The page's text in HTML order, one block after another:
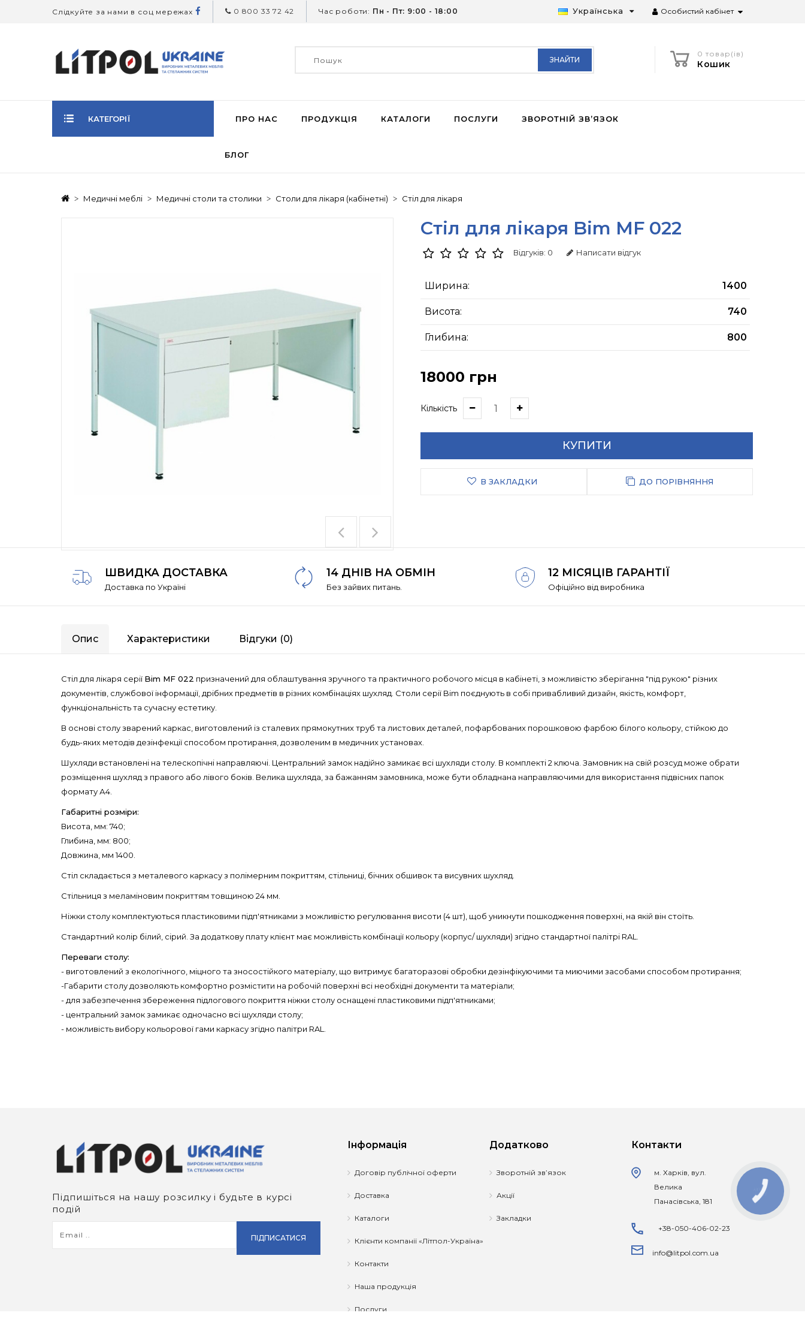
Слідкуйте за нами в соц мережах Час роботи: Пн - Пт: 9:00 - 18:00
0 800 33 72 42 Українська Особистий кабінет
ЗНАЙТИ
0 товар(ів)
Кошик
КАТЕГОРІЇ ПРО НАС ПРОДУКЦІЯ КАТАЛОГИ ПОСЛУГИ ЗВОРОТНІЙ ЗВ’ЯЗОК
БЛОГ
Медичні меблі Медичні столи та столики Столи для лікаря (кабінетні) Стіл для лікаря
Стіл для лікаря Bim MF 022
Відгуків: 0 Написати відгук
Ширина: 1400
Висота: 740
Глибина: 800
18000 грн
Кількість
КУПИТИ
В ЗАКЛАДКИ ДО ПОРІВНЯННЯ
ШВИДКА ДОСТАВКА
Доставка по Україні
14 ДНІВ НА ОБМІН
Без зайвих питань.
12 МІСЯЦІВ ГАРАНТІЇ
Офіційно від виробника
Опис Характеристики Відгуки (0)
Стіл для лікаря серії Bim MF 022 призначений для облаштування зручного та практичного робочого місця в кабінеті, з можливістю зберігання "під рукою" різних
документів, службової інформації, дрібних предметів в різних комбінаціях шухляд. Столи серії Bim поєднують в собі привабливий дизайн, якість, комфорт,
функціональність та сучасну естетику.
В основі столу зварений каркас, виготовлений із сталевих прямокутних труб та листових деталей, пофарбованих порошковою фарбою білого кольору, стійкою до
будь-яких методів дезінфекції способом протирання, дозволеним в медичних установах.
Шухляди встановлені на телескопічні направляючі. Центральний замок надійно замикає всі шухляди столу. В комплекті 2 ключа. Замовник на свій розсуд може обрати
розміщення шухляд з правого або лівого боків. Велика шухляда, за бажанням замовника, може бути обладнана направляючими для використання підвісних папок
формату А4.
Габаритні розміри:
Висота, мм: 740;
Глибина, мм: 800;
Довжина, мм 1400.
Стіл складається з металевого каркасу з полімерним покриттям, стільниці, бічних обшивок та висувних шухляд.
Стільниця з меламіновим покриттям товщиною 24 мм.
Ніжки столу комплектуються пластиковими підп'ятниками з можливістю регулювання висоти (4 шт), щоб уникнути пошкодження поверхні, на якій він стоїть.
Стандартний колір білий, сірий. За додаткову плату клієнт має можливість комбінації кольору (корпус/ шухляди) згідно стандартної палітрі RAL.
Переваги столу:
- виготовлений з екологічного, міцного та зносостійкого матеріалу, що витримує багаторазові обробки дезінфікуючими та миючими засобами способом протирання;
-Габарити столу дозволяють комфортно розмістити на робочій поверхні всі необхідні документи та матеріали;
- для забезпечення збереження підлогового покриття ніжки столу оснащені пластиковими підп'ятниками;
- центральний замок замикає одночасно всі шухляди столу;
- можливість вибору кольорової гами каркасу згідно палітри RAL.
Підпишіться на нашу розсилку і будьте в курсі
подій
ПІДПИСАТИСЯ
Контакти
м. Харків, вул.
Велика
Панасівська, 181
+38-050-406-02-23
info@litpol.com.ua
Інформація
Договір публічної оферти
Доставка
Каталоги
Клієнти компанії «Літпол-Україна»
Контакти
Наша продукція
Послуги
Додатково
Зворотній зв’язок
Акції
Закладки
КНОПКА
ЗВ'ЯЗКУ